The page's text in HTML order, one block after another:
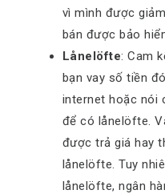
vì mình được
bán được bảo
Lånelöfte: Cam
bạn vay số tiền
internet hoặc nói
để có lånelöfte.
được trả giá hay
lånelöfte. Tuy
lånelöfte, ngân